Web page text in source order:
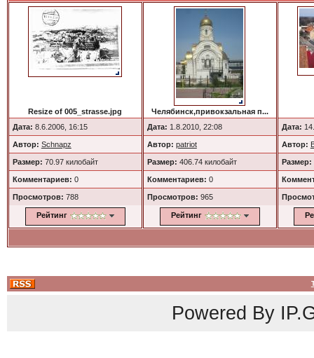
Resize of 005_strasse.jpg
Дата: 8.6.2006, 16:15
Автор: Schnapz
Размер: 70.97 килобайт
Комментариев: 0
Просмотров: 788
Рейтинг
Челябинск,привокзальная п...
Дата: 1.8.2010, 22:08
Автор: patriot
Размер: 406.74 килобайт
Комментариев: 0
Просмотров: 965
Рейтинг
Дата:
Автор:
Размер:
Powered By